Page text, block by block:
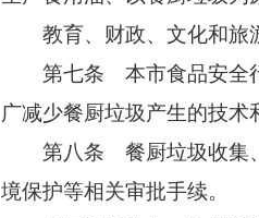
教育、财政、文化和旅游
第七条 本市食品安全行
广减少餐厨垃圾产生的技术
第八条 餐厨垃圾收集、
境保护等相关审批手续。